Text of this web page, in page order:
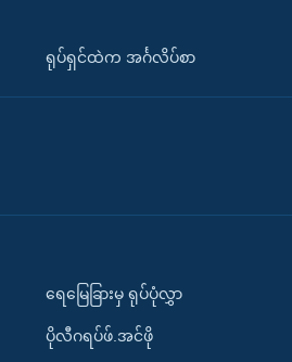
ရုပ်ရှင်ထဲက အင်္ဂလိပ်စာ
ရေမြေခြားမှ ရုပ်ပုံလွှာ
ပိုလီဂရပ်ဖ်.အင်ဖို